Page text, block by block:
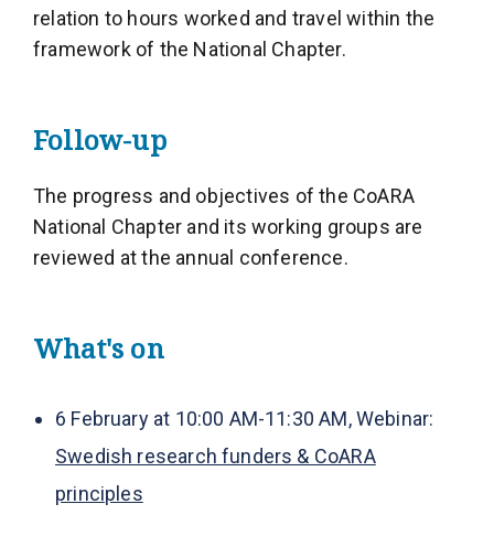
relation to hours worked and travel within the
framework of the National Chapter.
Follow-up
The progress and objectives of the CoARA
National Chapter and its working groups are
reviewed at the annual conference.
What's on
6 February at 10:00 AM-11:30 AM, Webinar:
Swedish research funders & CoARA
principles